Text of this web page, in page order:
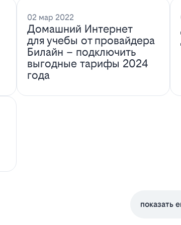
02 мар 2022
Домашний Интернет
для учебы от провайдера
Билайн – подключить
выгодные тарифы 2024
года
показать